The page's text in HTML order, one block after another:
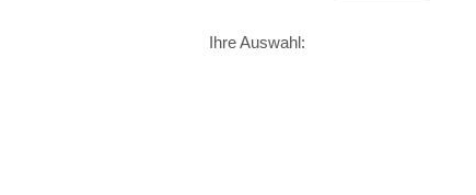
Ihre Auswahl: